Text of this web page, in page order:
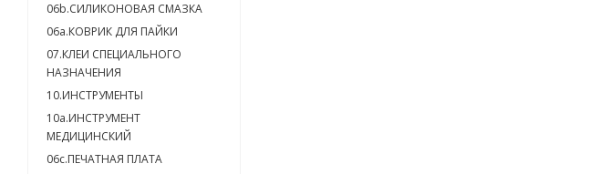
06b.СИЛИКОНОВАЯ СМАЗКА
06a.КОВРИК ДЛЯ ПАЙКИ
07.КЛЕИ СПЕЦИАЛЬНОГО
НАЗНАЧЕНИЯ
10.ИНСТРУМЕНТЫ
10a.ИНСТРУМЕНТ
МЕДИЦИНСКИЙ
06c.ПЕЧАТНАЯ ПЛАТА